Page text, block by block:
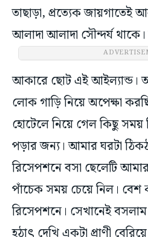
তাছাড়া, প্রত্যেক জায়গাতেই
আলাদা আলাদা সৌন্দর্য
আকারে ছোট এই আইল্যান্ড।
লোক গাড়ি নিয়ে অপেক্ষা
হোটেলে নিয়ে গেল কিছু সময়
পড়ার জন্য। আমার ঘরটা
রিসেপশনে বসা ছেলেটি আমার
পাঁচেক সময় চেয়ে নিল। বেশ
রিসেপশনে। সেখানেই
হঠাৎ দেখি একটা প্রাণী
থেকে। নানা রঙে